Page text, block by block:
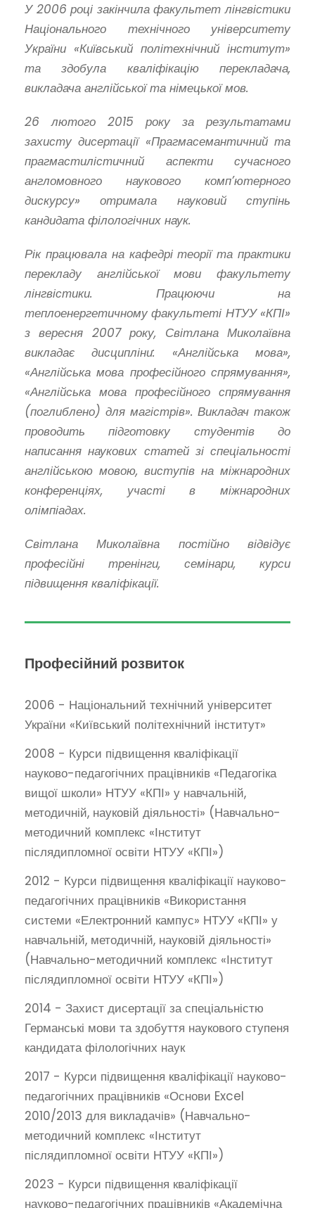
У 2006 році закінчила факультет лінгвістики
Національного технічного університету
України «Київський політехнічний інститут»
та здобула кваліфікацію перекладача,
викладача англійської та німецької мов.
26 лютого 2015 року за результатами
захисту дисертації «Прагмасемантичний та
прагмастилістичний аспекти сучасного
англомовного наукового комп’ютерного
дискурсу» отримала науковий ступінь
кандидата філологічних наук.
Рік працювала на кафедрі теорії та практики
перекладу англійської мови факультету
лінгвістики. Працюючи на
теплоенергетичному факультеті НТУУ «КПІ»
з вересня 2007 року, Світлана Миколаївна
викладає дисципліни: «Англійська мова»,
«Англійська мова професійного спрямування»,
«Англійська мова професійного спрямування
(поглиблено) для магістрів». Викладач також
проводить підготовку студентів до
написання наукових статей зі спеціальності
англійською мовою, виступів на міжнародних
конференціях, участі в міжнародних
олімпіадах.
Світлана Миколаївна постійно відвідує
професійні тренінги, семінари, курси
підвищення кваліфікації.
Професійний розвиток
2006 - Національний технічний університет
України «Київський політехнічний інститут»
2008 - Курси підвищення кваліфікації
науково-педагогічних працівників «Педагогіка
вищої школи» НТУУ «КПІ» у навчальній,
методичній, науковій діяльності» (Навчально-
методичний комплекс «Інститут
післядипломної освіти НТУУ «КПІ»)
2012 - Курси підвищення кваліфікації науково-
педагогічних працівників «Використання
системи «Електронний кампус» НТУУ «КПІ» у
навчальній, методичній, науковій діяльності»
(Навчально-методичний комплекс «Інститут
післядипломної освіти НТУУ «КПІ»)
2014 - Захист дисертації за спеціальністю
Германські мови та здобуття наукового ступеня
кандидата філологічних наук
2017 - Курси підвищення кваліфікації науково-
педагогічних працівників «Основи Excel
2010/2013 для викладачів» (Навчально-
методичний комплекс «Інститут
післядипломної освіти НТУУ «КПІ»)
2023 - Курси підвищення кваліфікації
науково-педагогічних працівників «Академічна